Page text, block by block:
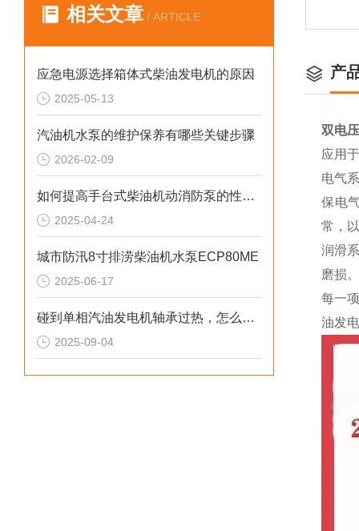
相关文章 / ARTICLE
应急电源选择箱体式柴油发电机的原因
2025-05-13
汽油机水泵的维护保养有哪些关键步骤
2026-02-09
如何提高手台式柴油机动消防泵的性能？
2025-04-24
城市防汛8寸排涝柴油机水泵ECP80ME
2025-06-17
碰到单相汽油发电机轴承过热，怎么处理
2025-09-04
产
双电
应用
电气
保电
常，
润滑
磨损
每一
油发